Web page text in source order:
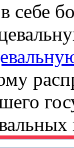
себе